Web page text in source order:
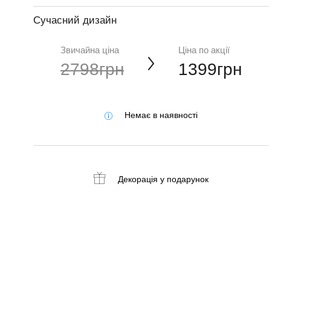
Сучасний дизайн
Звичайна ціна
2798грн
Ціна по акції
1399грн
Немає в наявності
Декорація у подарунок